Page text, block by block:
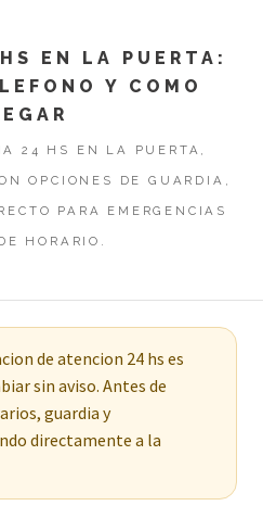
EN LA PUERTA:
Y COMO
24 HS EN LA PUERTA,
OPCIONES DE GUARDIA,
PARA EMERGENCIAS
HORARIO.
de atencion 24 hs es
sin aviso. Antes de
guardia y
directamente a la